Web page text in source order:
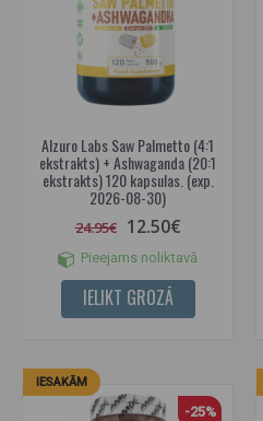
Alzuro Labs Saw Palmetto (4:1
ekstrakts) + Ashwaganda (20:1
ekstrakts) 120 kapsulas. (exp.
2026-08-30)
24.95€ 12.50€
Pieejams noliktavā
IELIKT GROZĀ
IESAKĀM
-25%